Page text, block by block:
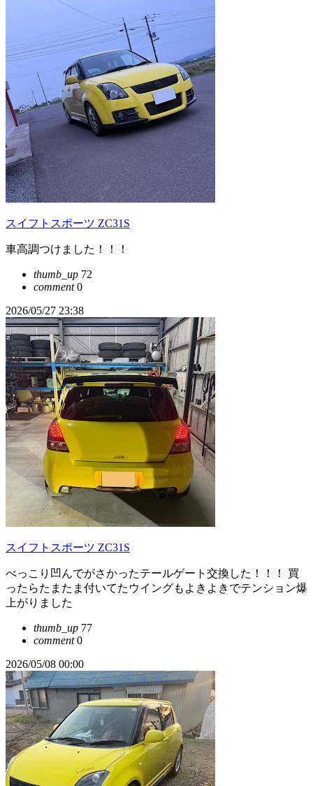
スイフトスポーツ ZC31S
車高調つけました！！！
thumb_up 72
comment0
2026/05/27 23:38
スイフトスポーツ ZC31S
べっこり凹んでがさかったテールゲート交換した！！！ 買
ったらたまたま付いてたウイングもよきよきでテンション爆
上がりました
thumb_up 77
comment0
2026/05/08 00:00